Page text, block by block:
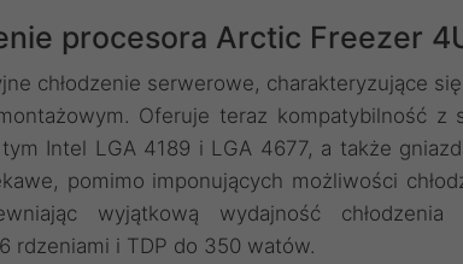
procesora Arctic Freezer
chłodzenie serwerowe, charakteryzujące
Oferuje teraz kompatybilność z
Intel LGA 4189 i LGA 4677, a także
pomimo imponujących możliwości
wyjątkową wydajność chłodzenia
rdzeniami i TDP do 350 watów.